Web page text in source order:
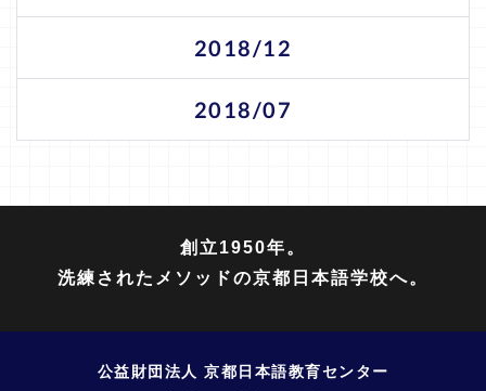
2018/12
2018/07
創立1950年。
洗練されたメソッドの京都日本語学校へ。
公益財団法人 京都日本語教育センター